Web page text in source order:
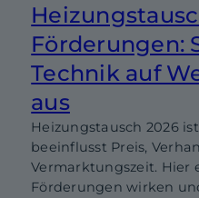
Förderungen:
Technik auf
aus
Heizungstausch 2026
beeinflusst Preis,
Vermarktungszeit. Hier
Förderungen wirken